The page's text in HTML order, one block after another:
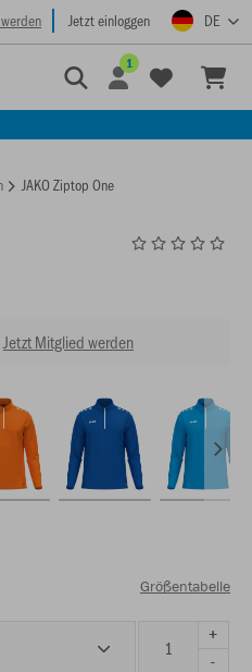
Jetzt einloggen DE
1
JAKO Ziptop One
Jetzt Mitglied werden
Größentabelle
+
-